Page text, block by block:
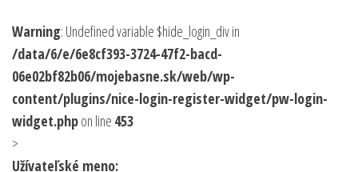
Warning: Undefined variable $hide_login_div in
/data/6/e/6e8cf393-3724-47f2-bacd-
06e02bf82b06/mojebasne.sk/web/wp-
content/plugins/nice-login-register-widget/pw-login-
widget.phpon line 453
>
Užívateľské meno: